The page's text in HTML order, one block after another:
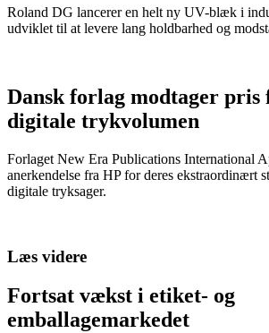
Roland DG lancerer en helt ny UV-blæk i
udviklet til at levere lang holdbarhed og
Dansk forlag modtager pris
digitale trykvolumen
Forlaget New Era Publications International
anerkendelse fra HP for deres ekstraordinært
digitale tryksager.
Læs videre
Fortsat vækst i etiket- og
emballagemarkedet